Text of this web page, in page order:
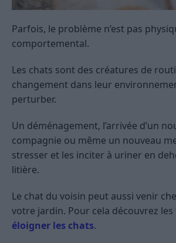
Parfois, le problème n’est pas
comportemental.
Les chats sont des créatures de
changement dans leur
perturber.
Un déménagement, l’arrivée d’un
compagnie ou même un nouveau
stresser et les inciter à uriner en
litière.
Le chat du voisin peut aussi venir
votre jardin. Pour cela découvrez
éloigner les chats.